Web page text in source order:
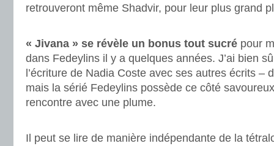
retrouveront même Shadvir, pour leur plus grand
« Jivana » se révèle un bonus tout sucré pour
dans Fedeylins il y a quelques années. J’ai bien
l’écriture de Nadia Coste avec ses autres écrits –
mais la sérié Fedeylins possède ce côté
rencontre avec une plume.
Il peut se lire de manière indépendante de la